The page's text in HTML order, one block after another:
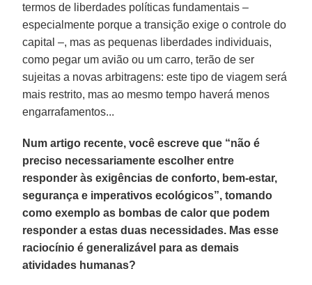
termos de liberdades políticas fundamentais –
especialmente porque a transição exige o controle do
capital –, mas as pequenas liberdades individuais,
como pegar um avião ou um carro, terão de ser
sujeitas a novas arbitragens: este tipo de viagem será
mais restrito, mas ao mesmo tempo haverá menos
engarrafamentos...
Num artigo recente, você escreve que “não é
preciso necessariamente escolher entre
responder às exigências de conforto, bem-estar,
segurança e imperativos ecológicos”, tomando
como exemplo as bombas de calor que podem
responder a estas duas necessidades. Mas esse
raciocínio é generalizável para as demais
atividades humanas?